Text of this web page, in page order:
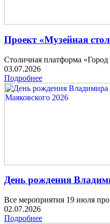
Проект «Музейная
Столичная платформа «Город
03.07.2026
Подробнее
День рождения
Все мероприятия 19 июля
02.07.2026
Подробнее